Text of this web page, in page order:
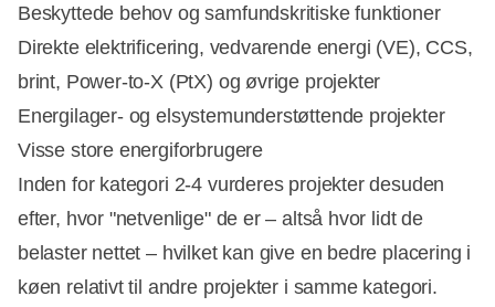
Beskyttede behov og samfundskritiske funktioner
Direkte elektrificering, vedvarende energi (VE), CCS,
brint, Power-to-X (PtX) og øvrige projekter
Energilager- og elsystemunderstøttende projekter
Visse store energiforbrugere
Inden for kategori 2-4 vurderes projekter desuden
efter, hvor "netvenlige" de er – altså hvor lidt de
belaster nettet – hvilket kan give en bedre placering i
køen relativt til andre projekter i samme kategori.